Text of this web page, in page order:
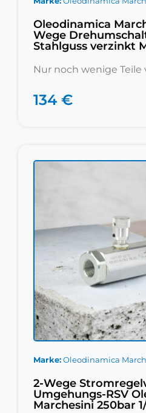
Oleodinamica
Wege
Stahlguss verzinkt
Nur noch wenige Teile
134 €
Marke Oleodinamica
2-Wege
Umgehungs-RSV
Marchesini 250bar